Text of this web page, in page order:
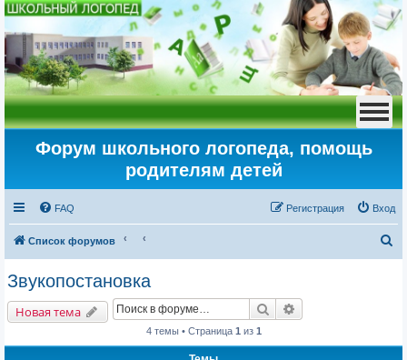
Форум школьного логопеда, помощь
родителям детей
FAQ Вход
Регистрация
Список форумов
о
Звукопостановка
Новая тема Поиск
4 темы • Страница 1 из 1